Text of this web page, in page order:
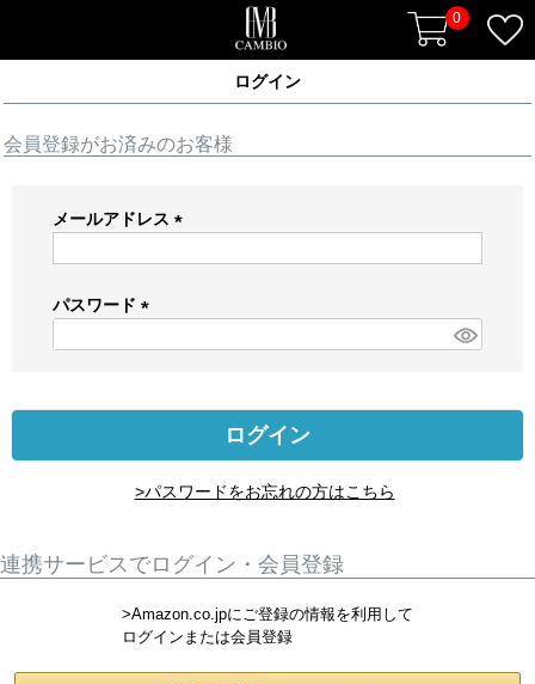
0
ログイン
会員登録がお済みのお客様
メールアドレス
)
パスワード
)
ログイン
>パスワードをお忘れの方はこちら
連携サービスでログイン・会員登録
>Amazon.co.jpにご登録の情報を利用して
ログインまたは会員登録